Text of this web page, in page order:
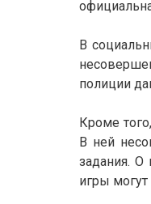
В
полиции
Кроме
В ней
задания. О
игры могут